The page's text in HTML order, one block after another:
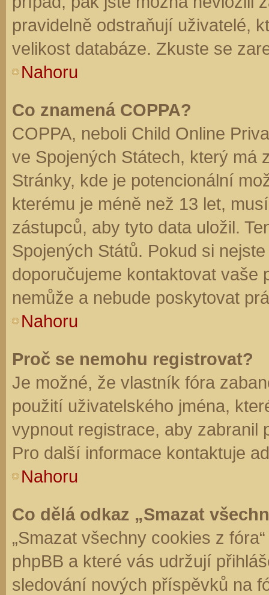
pravidelně odstraňují uživatelé,
velikost databáze. Zkuste se
Nahoru
Co znamená COPPA?
COPPA, neboli Child Online
ve Spojených Státech, který má
Stránky, kde je potencionální
kterému je méně než 13 let,
zástupců, aby tyto data uložil.
Spojených Států. Pokud si
doporučujeme kontaktovat vaše
nemůže a nebude poskytovat
Nahoru
Proč se nemohu registrovat?
Je možné, že vlastník fóra
použití uživatelského jména,
vypnout registrace, aby zabranil
Pro další informace kontaktuje
Nahoru
Co dělá odkaz „Smazat
„Smazat všechny cookies z
phpBB a které vás udržují
sledování nových příspěvků na